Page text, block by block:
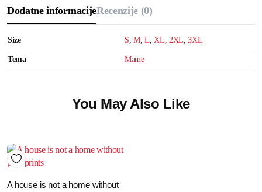
Dodatne informacijeRecenzije (0)
Size S,M,L,XL, 2XL,3XL
Tema Mame
You May Also Like
A house is not a home without